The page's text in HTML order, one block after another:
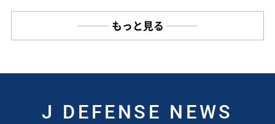
もっと見る
J DEFENSE NEWS